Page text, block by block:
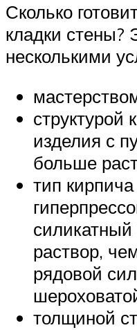
Сколько
кладки стены?
несколькими
структурой
изделия с
больше
тип
раствор,
рядовой
толщиной